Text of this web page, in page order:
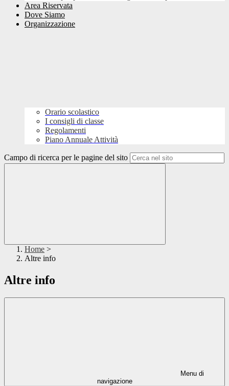
Area Riservata
Dove Siamo
Organizzazione
Orario scolastico
I consigli di classe
Regolamenti
Piano Annuale Attività
Campo di ricerca per le pagine del sito
Home >
Altre info
Altre info
Menu di
navigazione